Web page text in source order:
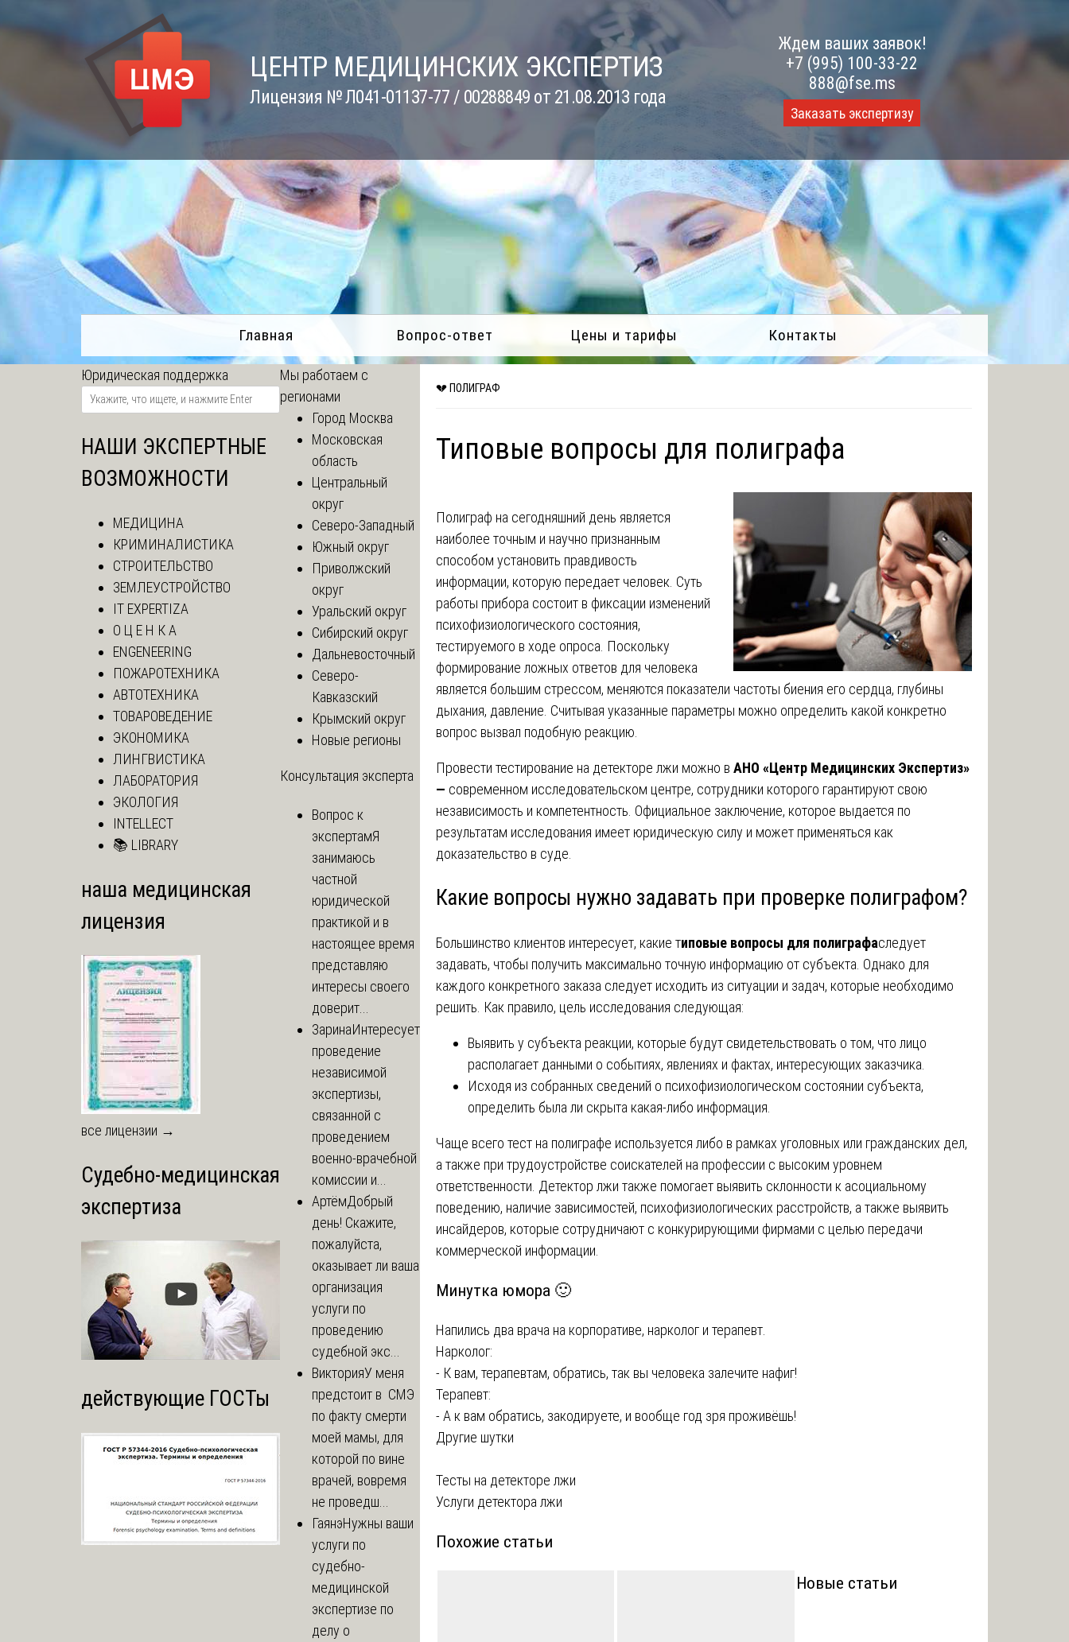
ЦЕНТР МЕДИЦИНСКИХ ЭКСПЕРТИЗ
Лицензия № Л041-01137-77 / 00288849 от 21.08.2013 года
Ждем ваших заявок!
+7 (995) 100-33-22
888@fse.ms
Заказать экспертизу
Главная Вопрос-ответ Цены и тарифы Контакты
💔 ПОЛИГРАФ
Типовые вопросы для полиграфа
Полиграф на сегодняшний день является
наиболее точным и научно признанным
способом установить правдивость
информации, которую передает человек. Суть
работы прибора состоит в фиксации изменений
психофизиологического состояния,
тестируемого в ходе опроса. Поскольку
формирование ложных ответов для человека
является большим стрессом, меняются показатели частоты биения его сердца, глубины
дыхания, давление. Считывая указанные параметры можно определить какой конкретно
вопрос вызвал подобную реакцию.
Провести тестирование на детекторе лжи можно в АНО «Центр Медицинских Экспертиз»
— современном исследовательском центре, сотрудники которого гарантируют свою
независимость и компетентность. Официальное заключение, которое выдается по
результатам исследования имеет юридическую силу и может применяться как
доказательство в суде.
Какие вопросы нужно задавать при проверке полиграфом?
Большинство клиентов интересует, какие типовые вопросы для полиграфаследует
задавать, чтобы получить максимально точную информацию от субъекта. Однако для
каждого конкретного заказа следует исходить из ситуации и задач, которые необходимо
решить. Как правило, цель исследования следующая:
Выявить у субъекта реакции, которые будут свидетельствовать о том, что лицо
располагает данными о событиях, явлениях и фактах, интересующих заказчика.
Исходя из собранных сведений о психофизиологическом состоянии субъекта,
определить была ли скрыта какая-либо информация.
Чаще всего тест на полиграфе используется либо в рамках уголовных или гражданских дел,
а также при трудоустройстве соискателей на профессии с высоким уровнем
ответственности. Детектор лжи также помогает выявить склонности к асоциальному
поведению, наличие зависимостей, психофизиологических расстройств, а также выявить
инсайдеров, которые сотрудничают с конкурирующими фирмами с целью передачи
коммерческой информации.
Минутка юмора 🙂
Напились два врача на корпоративе, нарколог и терапевт.
Нарколог:
- К вам, терапевтам, обратись, так вы человека залечите нафиг!
Терапевт:
- А к вам обратись, закодируете, и вообще год зря проживёшь!
Другие шутки
Навигация
записям
Тесты на детекторе лжи
Услуги детектора лжи
Похожие статьи
Новые статьи
Юридическая поддержка
НАШИ ЭКСПЕРТНЫЕ
ВОЗМОЖНОСТИ
МЕДИЦИНА
КРИМИНАЛИСТИКА
СТРОИТЕЛЬСТВО
ЗЕМЛЕУСТРОЙСТВО
IT EXPERTIZA
О Ц Е Н К А
ENGENEERING
ПОЖАРОТЕХНИКА
АВТОТЕХНИКА
ТОВАРОВЕДЕНИЕ
ЭКОНОМИКА
ЛИНГВИСТИКА
ЛАБОРАТОРИЯ
ЭКОЛОГИЯ
INTELLECT
📚 LIBRARY
наша медицинская
лицензия
все лицензии →
Судебно-медицинская
экспертиза
действующие ГОСТы
Мы работаем с
регионами
Город Москва
Московская
область
Центральный
округ
Северо-Западный
Южный округ
Приволжский
округ
Уральский округ
Сибирский округ
Дальневосточный
Северо-
Кавказский
Крымский округ
Новые регионы
Консультация эксперта
Вопрос к
экспертамЯ
занимаюсь
частной
юридической
практикой и в
настоящее время
представляю
интересы своего
доверит...
ЗаринаИнтересует
проведение
независимой
экспертизы,
связанной с
проведением
военно-врачебной
комиссии и...
АртёмДобрый
день! Скажите,
пожалуйста,
оказывает ли ваша
организация
услуги по
проведению
судебной экс...
ВикторияУ меня
предстоит в СМЭ
по факту смерти
моей мамы, для
которой по вине
врачей, вовремя
не проведш...
ГаянэНужны ваши
услуги по
судебно-
медицинской
экспертизе по
делу о